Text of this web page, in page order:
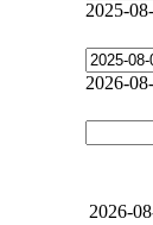
2025-
2026-
2026-